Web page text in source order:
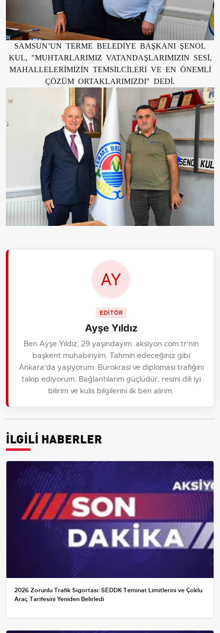
SAMSUN’UN TERME BELEDİYE BAŞKANI ŞENOL
KUL, "MUHTARLARIMIZ VATANDAŞLARIMIZIN SESİ,
MAHALLELERİMİZİN TEMSİLCİLERİ VE EN ÖNEMLİ
ÇÖZÜM ORTAKLARIMIZDI" DEDİ.
EDİTÖR
Ayşe Yıldız
Ben Ayşe Yıldız, 29 yaşındayım. aksiyon.com.tr'nin
başkent muhabiriyim. Tahmin edeceğiniz gibi
Ankara'da yaşıyorum. Bürokrasi ve diplomasi trafiğini
takip ediyorum. Bağlantılarım güçlüdür, resmi dili iyi
bilirim ve kulis bilgilerini ilk ben alırım.
İLGİLİ HABERLER
2026 Zorunlu Trafik Sigortası: SEDDK Teminat Limitlerini ve Çoklu
Araç Tarifesini Yeniden Belirledi